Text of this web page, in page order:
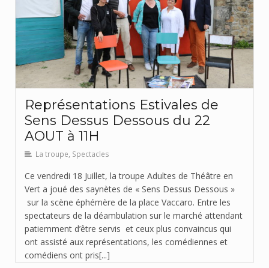
Représentations Estivales de
Sens Dessus Dessous du 22
AOUT à 11H
La troupe Spectacles
Ce vendredi 18 Juillet, la troupe Adultes de Théâtre en
Vert a joué des saynètes de « Sens Dessus Dessous »
sur la scène éphémère de la place Vaccaro. Entre les
spectateurs de la déambulation sur le marché attendant
patiemment d’être servis et ceux plus convaincus qui
ont assisté aux représentations, les comédiennes et
comédiens ont pris[...]